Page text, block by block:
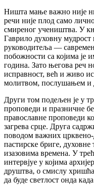
Ништа мање важно није
речи није плод само
смиреног учеништва. У
Гаврило духовну
руководитеља —
побожности са којима је
година. Зато његова реч
исправност, већ и живо
молитвом, послушањем и
Други том подељен је у
проповеди и празничне
православне проповеди
загрева срце. Друга
поводом важних
пастирске бриге, духовне
изазовима времена. У
интервјуе у којима
друштва, о смислу
да буде светлост онда